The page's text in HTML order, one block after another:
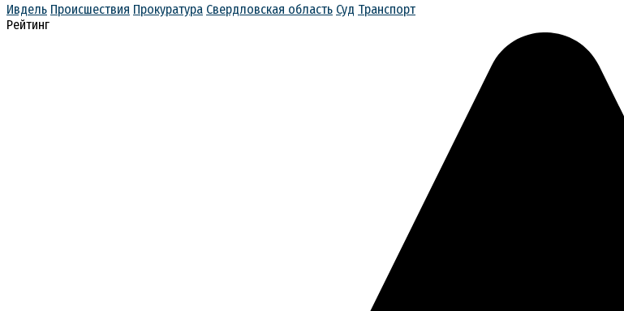
Ивдель Происшествия Прокуратура Свердловская область Суд Транспорт
Рейтинг